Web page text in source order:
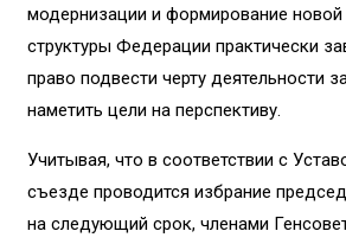
модернизации и формирование новой
структуры Федерации практически
право подвести черту деятельности
наметить цели на перспективу.
Учитывая, что в соответствии с
съезде проводится избрание
на следующий срок, членами